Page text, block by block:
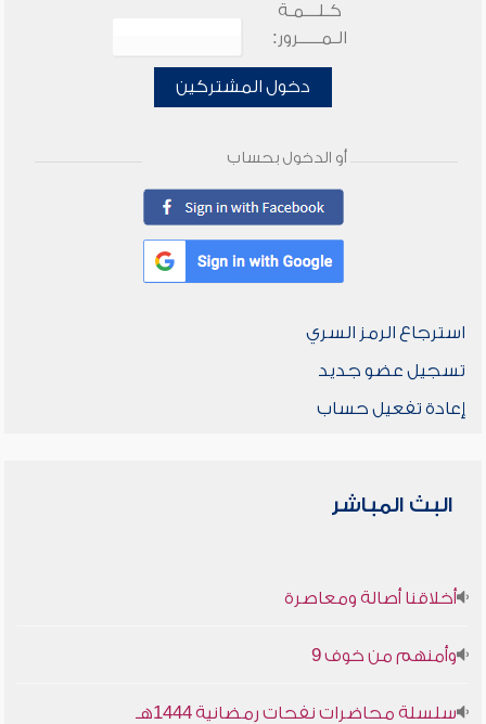
كـلـــمـة
الـمـــــرور:
دخول المشتركين
أو الدخول بحساب
استرجاع الرمز السري
تسجيل عضو جديد
إعادة تفعيل حساب
البث المباشر
أخلاقنا أصالة ومعاصرة
وأمنهم من خوف 9
سلسلة محاضرات نفحات رمضانية 1444هـ